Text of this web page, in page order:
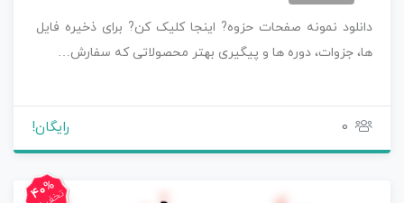
دانلود نمونه صفحات حزوه? اینجا کلیک کن? برای ذخیره فایل
ها، جزوات، دوره ها و پیگیری بهتر محصولاتی که سفارش…
0 رایگان!
40%